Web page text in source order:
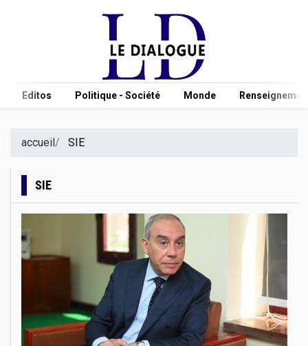
Editos Politique - Société Monde
accueil SIE
SIE